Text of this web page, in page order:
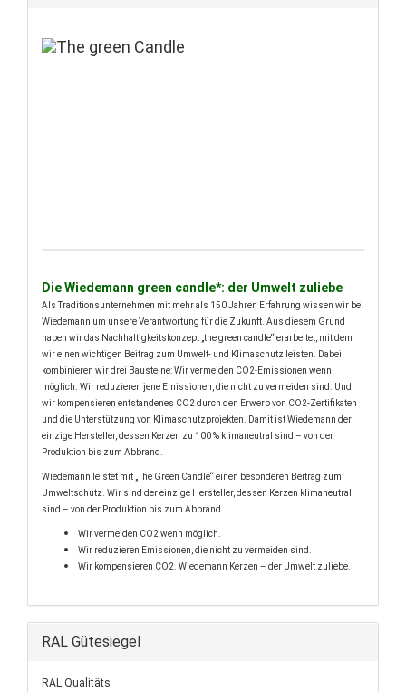
Die Wiedemann green candle*: der Umwelt zuliebe
Als Traditionsunternehmen mit mehr als 150 Jahren Erfahrung wissen wir bei
Wiedemann um unsere Verantwortung für die Zukunft. Aus diesem Grund
haben wir das Nachhaltigkeitskonzept „the green candle“ erarbeitet, mit dem
wir einen wichtigen Beitrag zum Umwelt- und Klimaschutz leisten. Dabei
kombinieren wir drei Bausteine: Wir vermeiden CO2-Emissionen wenn
möglich. Wir reduzieren jene Emissionen, die nicht zu vermeiden sind. Und
wir kompensieren entstandenes CO2 durch den Erwerb von CO2-Zertifikaten
und die Unterstützung von Klimaschutzprojekten. Damit ist Wiedemann der
einzige Hersteller, dessen Kerzen zu 100 % klimaneutral sind – von der
Produktion bis zum Abbrand.
Wiedemann leistet mit „The Green Candle“ einen besonderen Beitrag zum
Umweltschutz. Wir sind der einzige Hersteller, dessen Kerzen klimaneutral
sind – von der Produktion bis zum Abbrand.
Wir vermeiden CO2 wenn möglich.
Wir reduzieren Emissionen, die nicht zu vermeiden sind.
Wir kompensieren CO2. Wiedemann Kerzen – der Umwelt zuliebe.
RAL Gütesiegel
RAL Qualitäts